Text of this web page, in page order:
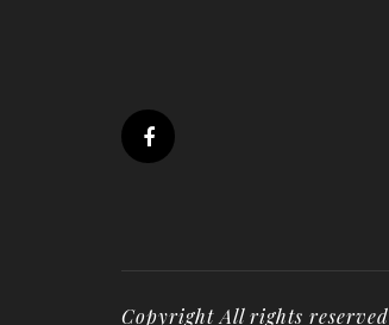
Copyright All rights reserved